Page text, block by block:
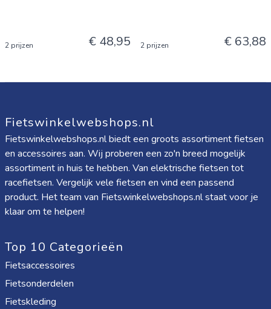
2 prijzen € 48,95 2 prijzen € 63,88
Fietswinkelwebshops.nl
Fietswinkelwebshops.nl biedt een groots assortiment fietsen
en accessoires aan. Wij proberen een zo'n breed mogelijk
assortiment in huis te hebben. Van elektrische fietsen tot
racefietsen. Vergelijk vele fietsen en vind een passend
product. Het team van Fietswinkelwebshops.nl staat voor je
klaar om te helpen!
Top 10 Categorieën
Fietsaccessoires
Fietsonderdelen
Fietskleding